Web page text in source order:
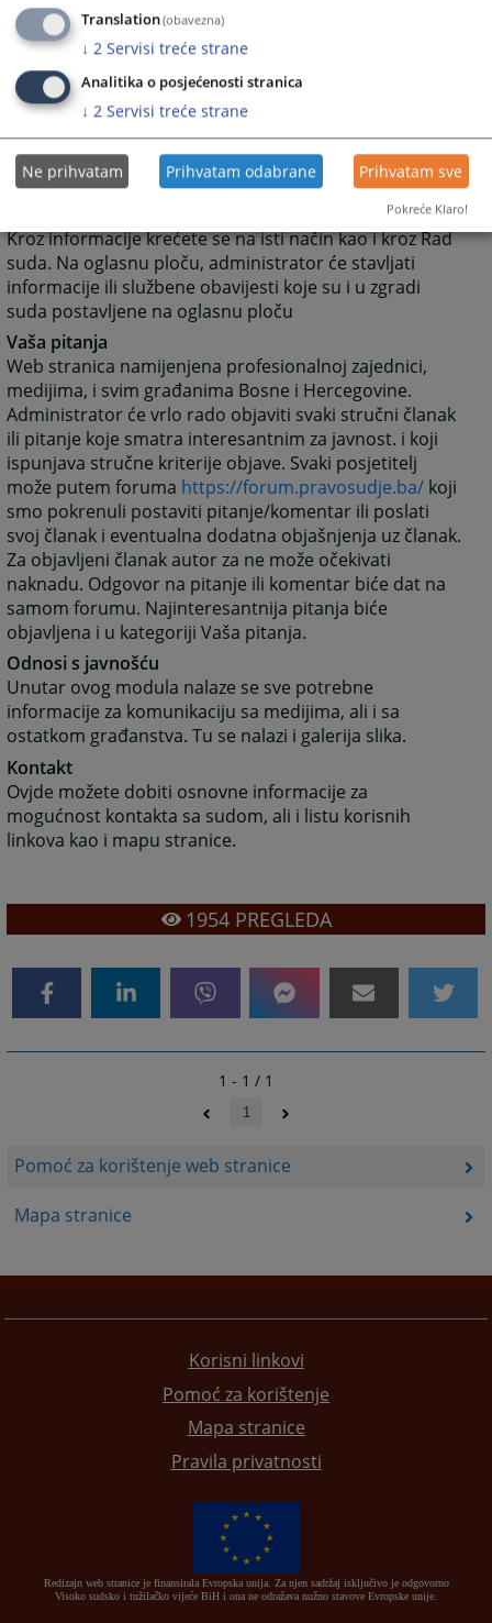
Pomoć za korištenje web stranice
Mapa stranice
Rad suda
Klikom na Rad suda otvoriti će vam se web stranicama
sa svim novostima (arhivom) koje su vezane za rad
suda.
Klikom na neku od kategorija možete dobiti
informacije: o dokumentima koje na sudu možete
dobiti, o samoj organizaciji suda, o statistici o protoku
predmeta, o osnivanju suda, o uposlenicima suda
Kroz informacije krećete se na isti način kao i kroz Rad
suda. Na oglasnu ploču, administrator će stavljati
informacije ili službene obavijesti koje su i u zgradi
suda postavljene na oglasnu ploču
Vaša pitanja
Web stranica namijenjena profesionalnoj zajednici,
medijima, i svim građanima Bosne i Hercegovine.
Administrator će vrlo rado objaviti svaki stručni članak
ili pitanje koje smatra interesantnim za javnost. i koji
ispunjava stručne kriterije objave. Svaki posjetitelj
može putem foruma https://forum.pravosudje.ba/ koji
smo pokrenuli postaviti pitanje/komentar ili poslati
svoj članak i eventualna dodatna objašnjenja uz članak.
Za objavljeni članak autor za ne može očekivati
naknadu. Odgovor na pitanje ili komentar biće dat na
samom forumu. Najinteresantnija pitanja biće
objavljena i u kategoriji Vaša pitanja.
Odnosi s javnošću
Unutar ovog modula nalaze se sve potrebne
informacije za komunikaciju sa medijima, ali i sa
ostatkom građanstva. Tu se nalazi i galerija slika.
Kontakt
Ovjde možete dobiti osnovne informacije za
mogućnost kontakta sa sudom, ali i listu korisnih
linkova kao i mapu stranice.
1954PREGLEDA
1 - 1 / 1
1
Korisni linkovi
Pomoć za korištenje
Mapa stranice
Pravila privatnosti
Redizajn web stranice je finansirala Evropska unija. Za njen sadržaj isključivo je odgovorno
Visoko sudsko i tužilačko vijeće BiH i ona ne odražava nužno stavove Evropske unije.
Translation(obavezna)
↓ 2 Servisi treće strane
Analitika o posjećenosti stranica
↓ 2 Servisi treće strane
Ne prihvatam Prihvatam odabrane Prihvatam sve
Pokreće Klaro!